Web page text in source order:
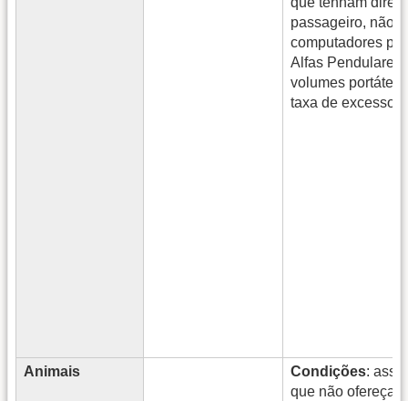
passageiro, não
computadores
Alfas Pendulares
volumes
taxa de excesso
Animais Condições:
que não